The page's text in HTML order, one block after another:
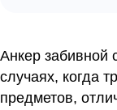
Анкер забивной
случаях, когда
предметов,